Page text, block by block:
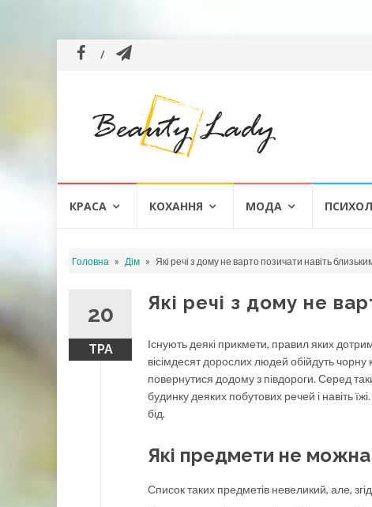
КРАСА КОХАННЯ МОДА
Головна » Дім » Які речі з дому не варто позичати навіть
20
ТРА
Які речі з дому не
Існують деякі прикмети, правил яких
вісімдесят дорослих людей обійдуть
повернутися додому з півдороги. Серед
будинку деяких побутових речей і навіть
бід.
Які предмети не
Список таких предметів невеликий, але,